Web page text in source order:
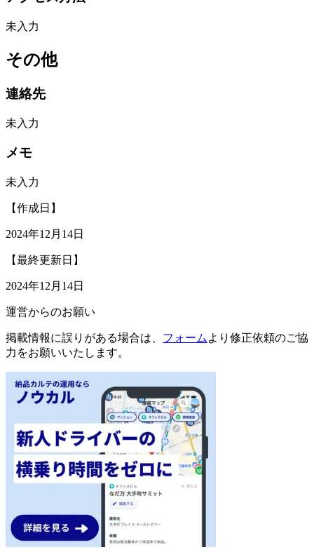
未入力
その他
連絡先
未入力
メモ
未入力
【作成日】
2024年12月14日
【最終更新日】
2024年12月14日
運営からのお願い
掲載情報に誤りがある場合は、 フォーム より修正依頼のご協
力をお願いいたします。